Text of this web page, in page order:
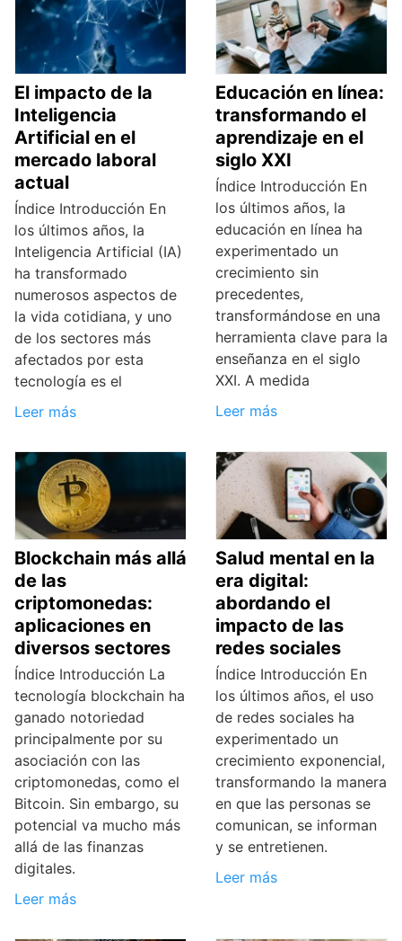
El impacto de la
Inteligencia
Artificial en el
mercado laboral
actual
Índice Introducción En
los últimos años, la
Inteligencia Artificial (IA)
ha transformado
numerosos aspectos de
la vida cotidiana, y uno
de los sectores más
afectados por esta
tecnología es el
Leer más
Educación en línea:
transformando el
aprendizaje en el
siglo XXI
Índice Introducción En
los últimos años, la
educación en línea ha
experimentado un
crecimiento sin
precedentes,
transformándose en una
herramienta clave para la
enseñanza en el siglo
XXI. A medida
Leer más
Blockchain más allá
de las
criptomonedas:
aplicaciones en
diversos sectores
Índice Introducción La
tecnología blockchain ha
ganado notoriedad
principalmente por su
asociación con las
criptomonedas, como el
Bitcoin. Sin embargo, su
potencial va mucho más
allá de las finanzas
digitales.
Leer más
Salud mental en la
era digital:
abordando el
impacto de las
redes sociales
Índice Introducción En
los últimos años, el uso
de redes sociales ha
experimentado un
crecimiento exponencial,
transformando la manera
en que las personas se
comunican, se informan
y se entretienen.
Leer más